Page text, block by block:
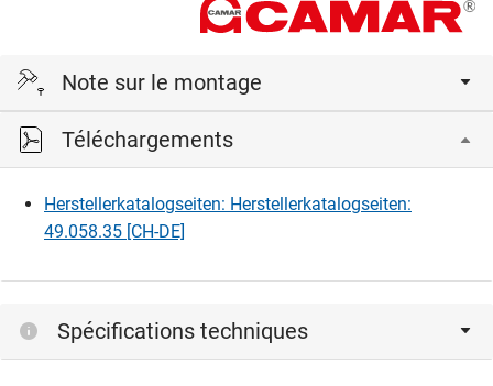
Note sur le montage
Pour des renseignements sur la puissance nominale, voir
sous le point Informations complémentaires sur OPO Net.
Téléchargements
Herstellerkatalogseiten: Herstellerkatalogseiten:
49.058.35 [CH-DE]
Spécifications techniques